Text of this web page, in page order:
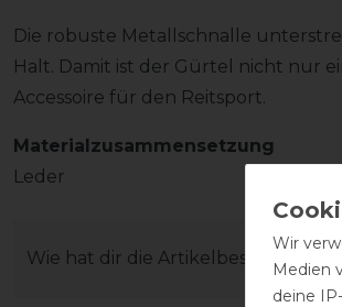
Die robuste Metallschnalle
Halt. Damit ist der Gürtel nicht nur
Accessoire für den Reitsport.
Materialzusammensetzung
Leder
Wie hat dir die
Wir
Medien
deine